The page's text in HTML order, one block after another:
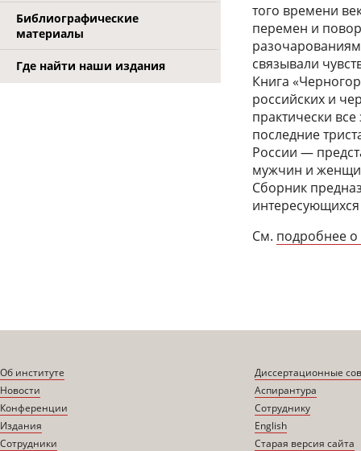
Библиографические
материалы
Где найти наши издания
того времени
перемен и
связывали
Книга
российских и
практически
последние
России —
мужчин и
Сборник
См. подробнее о
Об институте
Новости
Конференции
Издания
Сотрудники
Диссертационные
Аспирантура
Сотруднику
English
Старая версия сайта